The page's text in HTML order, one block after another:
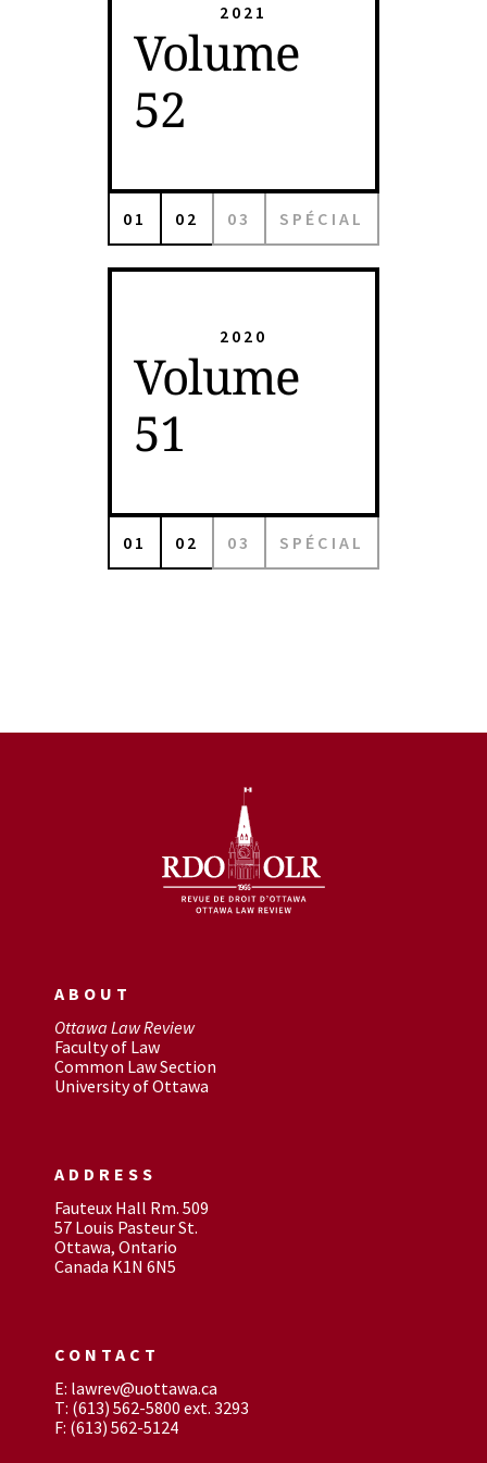
2021
Volume
52
01 02 03 SPÉCIAL
2020
Volume
51
01 02 03 SPÉCIAL
ABOUT
Ottawa Law Review
Faculty of Law
Common Law Section
University of Ottawa
ADDRESS
Fauteux Hall Rm. 509
57 Louis Pasteur St.
Ottawa, Ontario
Canada K1N 6N5
CONTACT
E: lawrev@uottawa.ca
T: (613) 562-5800 ext. 3293
F: (613) 562-5124